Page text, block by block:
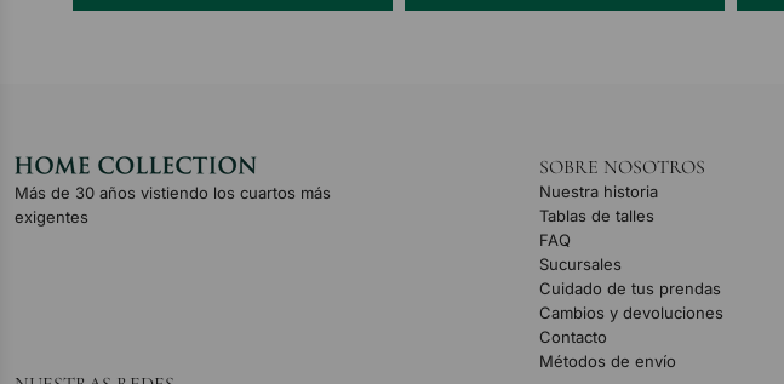
Más de 30 años vistiendo los cuartos más
exigentes
SOBRE NOSOTROS
Nuestra historia
Tablas de talles
FAQ
Sucursales
Cuidado de tus prendas
Cambios y devoluciones
Contacto
Métodos de envío